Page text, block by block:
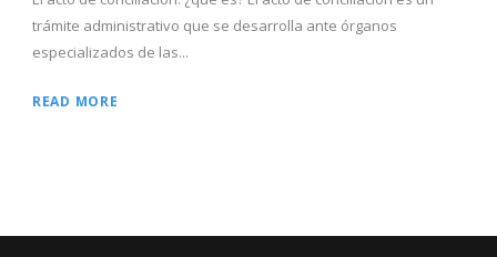
trámite administrativo que se desarrolla ante órganos
especializados de las...
READ MORE